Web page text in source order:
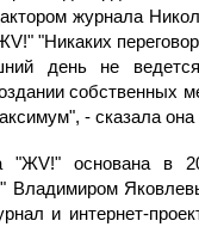
журнала
"Никаких
день не
собственных
- сказала она
"ЖV!" основана в
Владимиром
и интернет-